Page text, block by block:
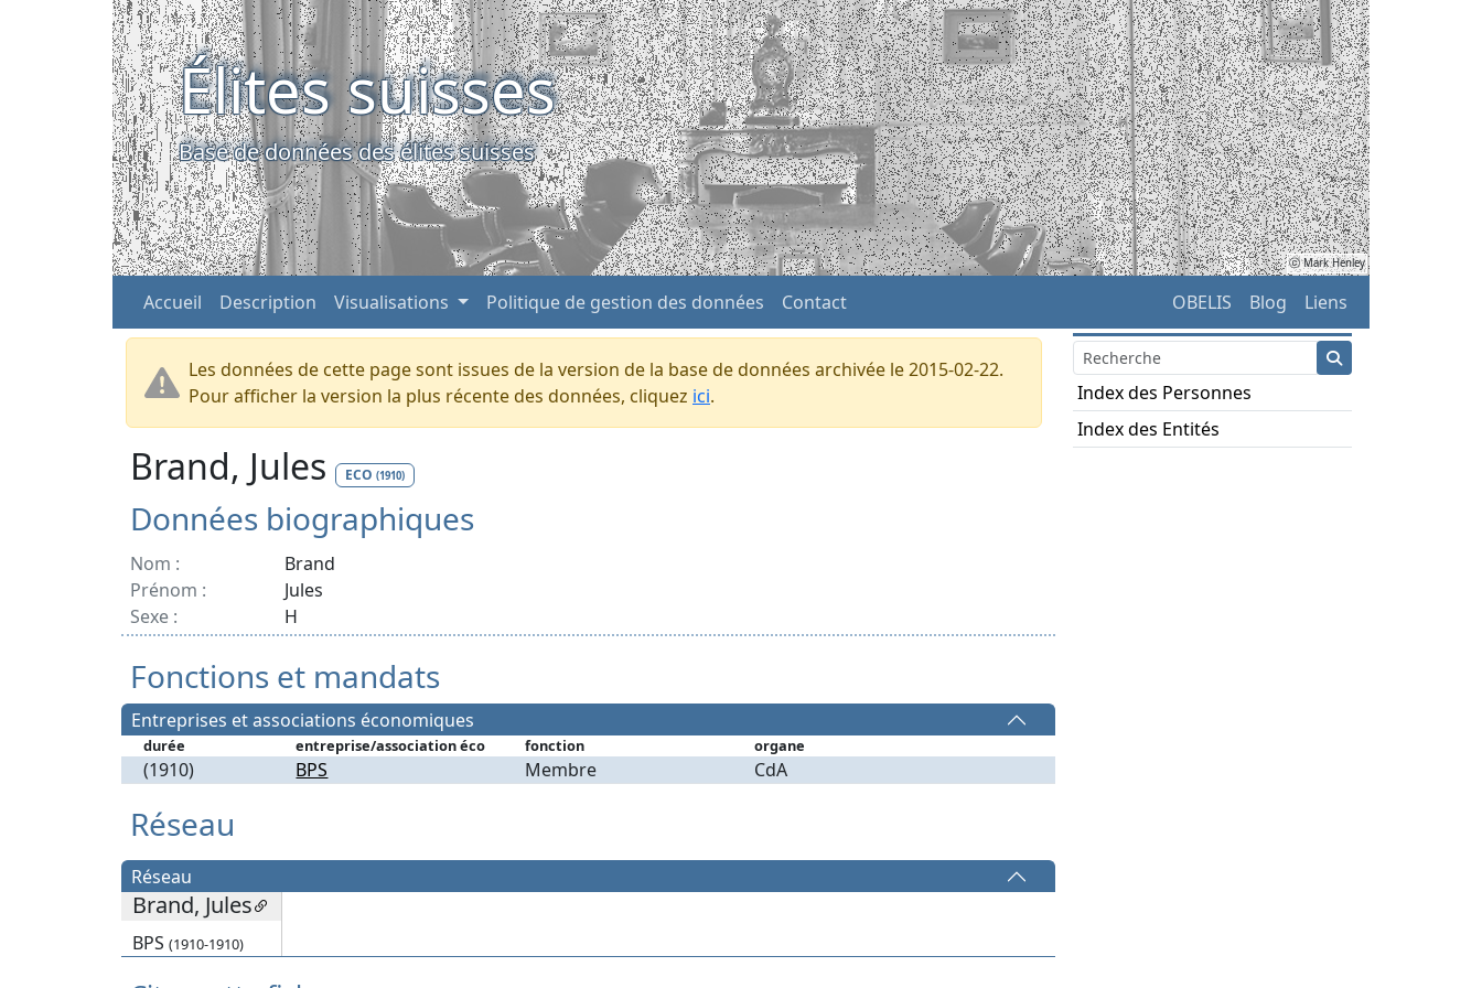
Élites suisses
Base de données des élites suisses
ⓒ Mark Henley
Accueil Description Visualisations Politique de gestion des données Contact OBELIS Blog Liens
Les données de cette page sont issues de la version de la base de données archivée le 2015-02-22.
Pour afficher la version la plus récente des données, cliquez ici.
Brand, Jules ECO (1910)
Données biographiques
Nom :
Brand
Prénom :
Jules
Sexe :
H
Fonctions et mandats
Entreprises et associations économiques
durée entreprise/association éco fonction organe
(1910) BPS Membre CdA
Réseau
Réseau
Brand, Jules
BPS (1910-1910)
Index des Personnes
Index des Entités